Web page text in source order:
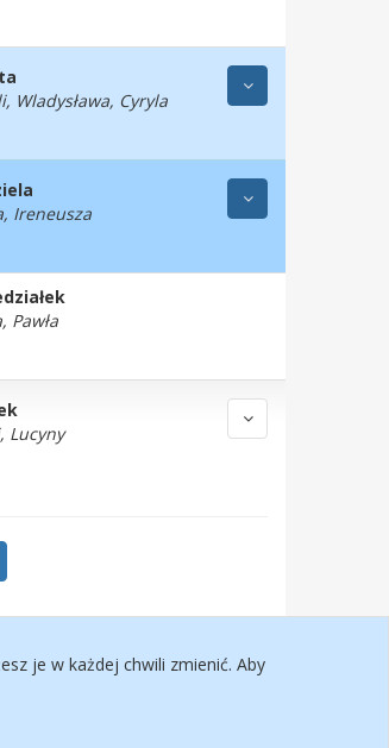
Wladysława, Cyryla
Ireneusza
Pawła
Lucyny
je w każdej chwili zmienić. Aby